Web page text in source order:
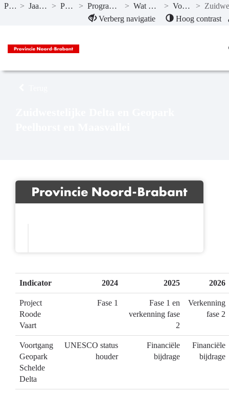
Naar hoofdinhoud
Publicaties > Jaarstukken 2024 > Programma’s > Programma 3 Water en bodem > Wat hebben we bereikt? > Voldoende Water
>
Verberg navigatie
Hoog contrast
Indicator 2024 2025 2026
Project
Roode
Vaart
Fase 1
Fase 1 en
verkenning fase
2
Verkenning
fase 2
Voortgang
Geopark
Schelde
Delta
UNESCO status
houder
Financiële
bijdrage
Financiële
bijdrage